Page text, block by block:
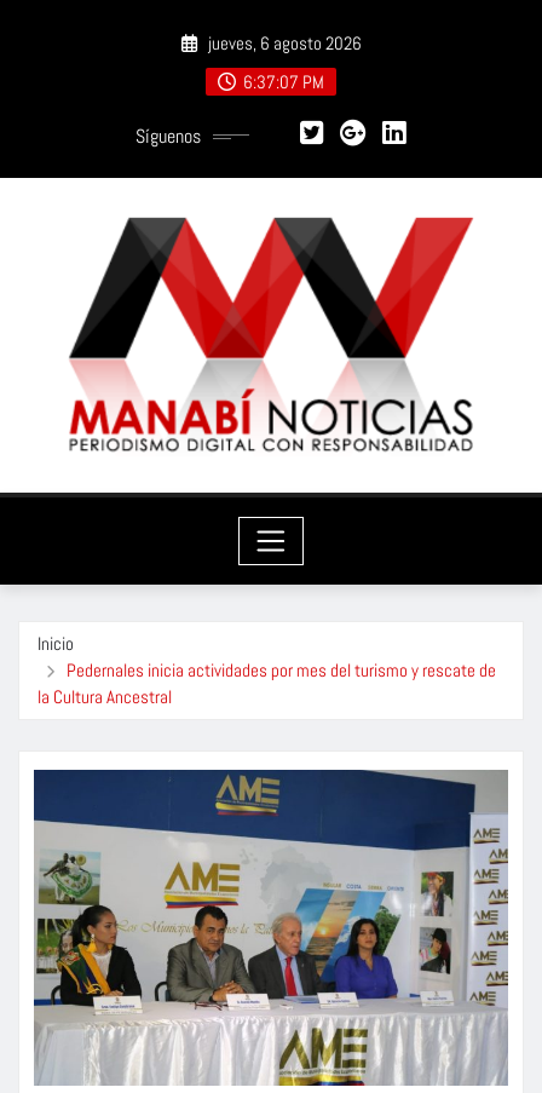
jueves, 6 agosto 2026
6:37:08 PM
Síguenos
Inicio
Pedernales inicia actividades por mes del turismo y rescate de
la Cultura Ancestral